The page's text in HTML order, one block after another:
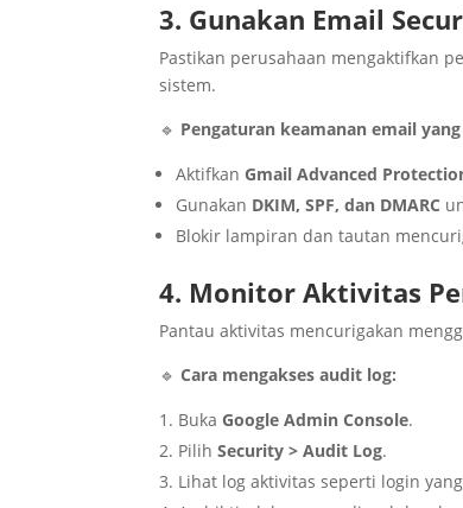
3. Gunakan Email
Pastikan perusahaan mengaktifkan
sistem.
🔹 Pengaturan keamanan email
AktifkanGmail Advanced
Gunakan DKIM, SPF, dan DMARC
Blokir lampiran dan tautan
4. Monitor Aktivitas
Pantau aktivitas mencurigakan
🔹Cara mengakses audit log:
BukaGoogle Admin Console.
PilihSecurity > Audit Log.
Lihat log aktivitas seperti login